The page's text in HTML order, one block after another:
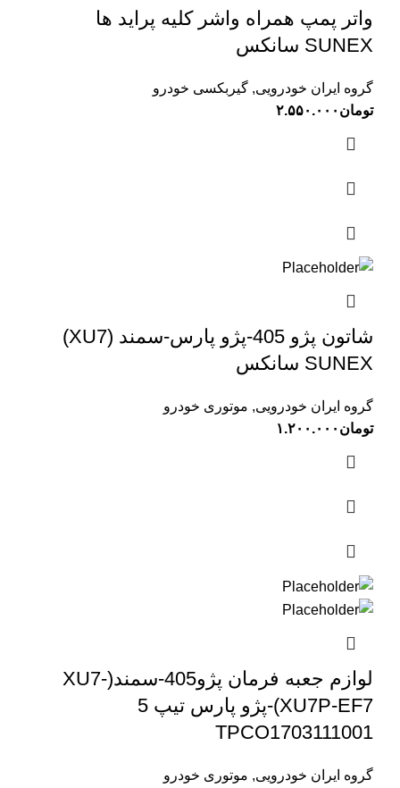
واتر پمپ همراه واشر کلیه پراید ها
SUNEX سانکس
گروه ایران خودرویی, گیربکسی خودرو
تومان ۲.۵۵۰.۰۰۰
شاتون پژو 405-پژو پارس-سمند (XU7)
SUNEX سانکس
گروه ایران خودرویی, موتوری خودرو
تومان ۱.۲۰۰.۰۰۰
لوازم جعبه فرمان پژو405-سمند(XU7-
XU7P-EF7)-پژو پارس تیپ 5
TPCO1703111001
گروه ایران خودرویی, موتوری خودرو